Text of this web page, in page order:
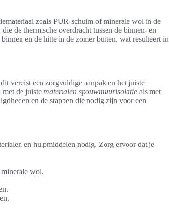
zoals PUR-schuim of minerale wol in de
de thermische overdracht tussen de binnen- en
en de hitte in de zomer buiten, wat resulteert in
vereist een zorgvuldige aanpak en het juiste
met de juiste materialen spouwmuurisolatie als met
en de stappen die nodig zijn voor een
en hulpmiddelen nodig. Zorg ervoor dat je
minerale wol.